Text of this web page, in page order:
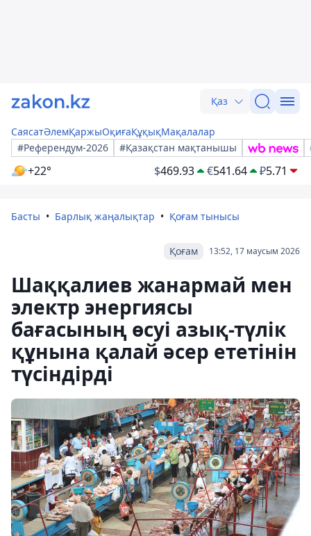
Қаз
СаясатӘлемҚаржыОқиғаҚұқықМақалалар
#Референдум-2026
#Қазақстан мақтанышы
+22° $469.93 €541.64 ₽5.71
Басты Барлық жаңалықтар Қоғам тынысы
13:52, 17 маусым 2026
Қоғам
Шаққалиев жанармай мен
электр энергиясы
бағасының өсуі азық-түлік
құнына қалай әсер ететінін
түсіндірді